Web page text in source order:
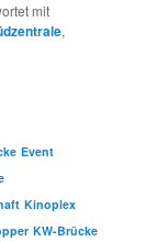
mit
,
Event
Kinoplex
KW-Brücke